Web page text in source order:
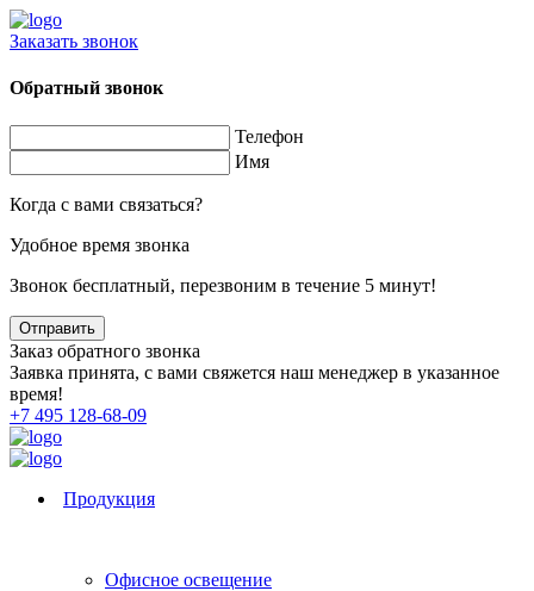
Заказать звонок
Обратный звонок
Телефон
Имя
Когда с вами связаться?
Удобное время звонка
Звонок бесплатный, перезвоним в течение 5 минут!
Заказ обратного звонка
Заявка принята, с вами свяжется наш менеджер в указанное
время!
+7 495 128-68-09
Продукция
Офисное освещение